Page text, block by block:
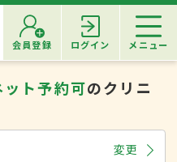
会員登録 ログイン メニュー
ト予約可のクリニ
変更